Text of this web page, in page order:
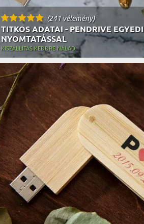
(241 vélemény)
TITKOS ADATAI - PENDRIVE EGYEDI
NYOMTATÁSSAL
KISZÁLLÍTÁS KEDDRE NÁLAD